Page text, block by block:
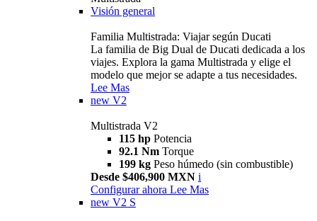
Visión general
Familia Multistrada: Viajar según Ducati
La familia de Big Dual de Ducati dedicada a los
viajes. Explora la gama Multistrada y elige el
modelo que mejor se adapte a tus necesidades.
Lee Mas
new V2
Multistrada V2
115 hp Potencia
92.1 Nm Torque
199 kg Peso húmedo (sin combustible)
Desde $406,900 MXN i
Configurar ahora Lee Mas
new V2 S